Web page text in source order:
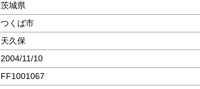
茨城県
つくば市
天久保
2004/11/10
FF1001067